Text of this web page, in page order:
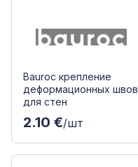
Bauroc крепление
деформационных швов
для стен
2.10 €/шт